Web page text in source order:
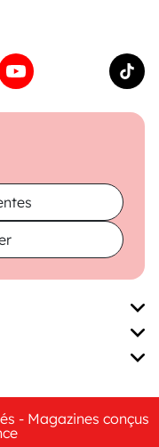
- Magazines conçus